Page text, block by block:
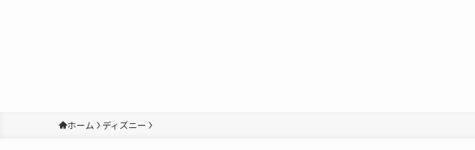
ホーム ディズニー